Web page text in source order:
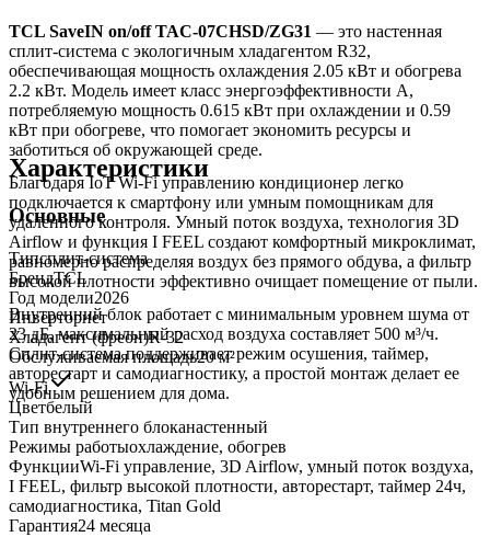
TCL SaveIN on/off TAC-07CHSD/ZG31 — это настенная
сплит-система с экологичным хладагентом R32,
обеспечивающая мощность охлаждения 2.05 кВт и обогрева
2.2 кВт. Модель имеет класс энергоэффективности A,
потребляемую мощность 0.615 кВт при охлаждении и 0.59
кВт при обогреве, что помогает экономить ресурсы и
заботиться об окружающей среде.
Благодаря IoT Wi-Fi управлению кондиционер легко
подключается к смартфону или умным помощникам для
удаленного контроля. Умный поток воздуха, технология 3D
Airflow и функция I FEEL создают комфортный микроклимат,
равномерно распределяя воздух без прямого обдува, а фильтр
высокой плотности эффективно очищает помещение от пыли.
Внутренний блок работает с минимальным уровнем шума от
23 дБ, максимальный расход воздуха составляет 500 м³/ч.
Сплит-система поддерживает режим осушения, таймер,
авторестарт и самодиагностику, а простой монтаж делает ее
удобным решением для дома.
Характеристики
Основные
Типсплит-система
БрендTCL
Год модели2026
Инверторнет
Хладагент (фреон)R-32
Обслуживаемая площадь20м²
Wi-Fi
Цветбелый
Тип внутреннего блоканастенный
Режимы работыохлаждение, обогрев
ФункцииWi-Fi управление, 3D Airflow, умный поток воздуха,
I FEEL, фильтр высокой плотности, авторестарт, таймер 24ч,
самодиагностика, Titan Gold
Гарантия24 месяца